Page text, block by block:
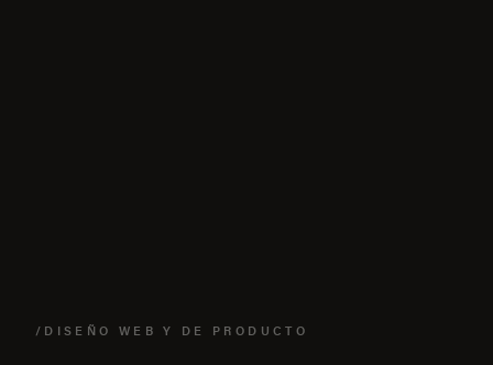
/DISEÑO WEB Y DE PRODUCTO